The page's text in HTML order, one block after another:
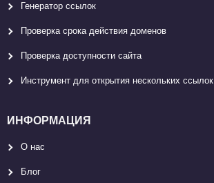
Генератор ссылок
Проверка срока действия доменов
Проверка доступности сайта
Инструмент для открытия нескольких ссылок
ИНФОРМАЦИЯ
О нас
Блог